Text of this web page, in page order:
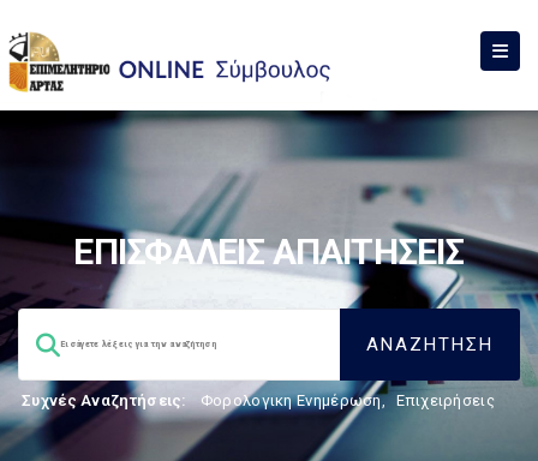
ΕΠΙΣΦΑΛΕΙΣ ΑΠΑΙΤΗΣΕΙΣ
Συχνές Αναζητήσεις: Φορολογικη Ενημέρωση, Επιχειρήσεις